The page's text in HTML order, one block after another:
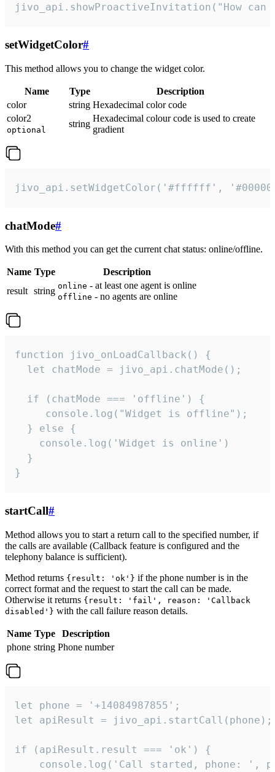
jivo_api.showProactiveInvitation("How
setWidgetColor#
This method allows you to change the widget color.
Name Type
Description
color
string Hexadecimal color code
color2
optional
string
Hexadecimal colour code is used to create
gradient
jivo_api.setWidgetColor('#ffffff',
chatMode#
With this method you can get the current chat status: online/offline.
Name Type
Description
result string online - at least one agent is online
offline - no agents are online
function jivo_onLoadCallback() {
  let chatMode = jivo_api.chatMode();
  if (chatMode === 'offline') {
     console.log("Widget is offline");
  } else {
    console.log('Widget is online')
  }
}
startCall#
Method allows you to start a return call to the specified number, if
the calls are available (Callback feature is configured and the
telephony balance is sufficient).
Method returns {result: 'ok'} if the phone number is in the
correct format and the request to start the call can be made.
Otherwise it returns {result: 'fail', reason: 'Callback
disabled'} with the call failure reason details.
Name Type
Description
phone string Phone number
let phone = '+14084987855';
let apiResult = jivo_api.startCall(phone);
if (apiResult.result === 'ok') {
console.log('Call started, phone: ',